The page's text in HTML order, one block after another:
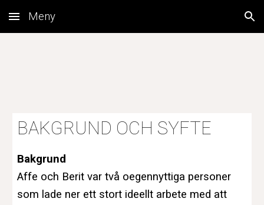
Skip to main content Skip to navigation
Meny
BAKGRUND OCH SYFTE
Bakgrund
Affe och Berit var två oegennyttiga personer
som lade ner ett stort ideellt arbete med att